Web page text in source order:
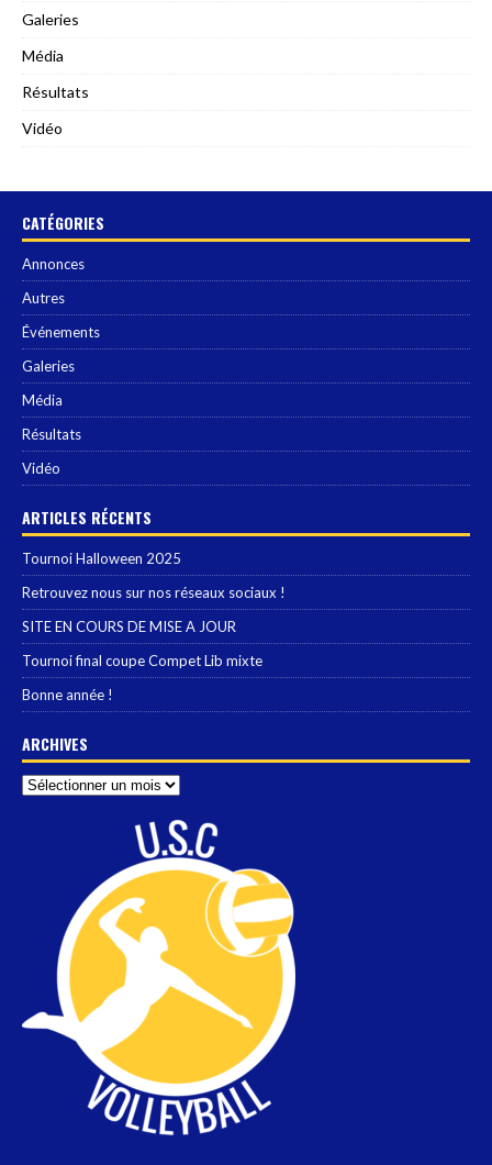
Galeries
Média
Résultats
Vidéo
CATÉGORIES
Annonces
Autres
Événements
Galeries
Média
Résultats
Vidéo
ARTICLES RÉCENTS
Tournoi Halloween 2025
Retrouvez nous sur nos réseaux sociaux !
SITE EN COURS DE MISE A JOUR
Tournoi final coupe Compet Lib mixte
Bonne année !
ARCHIVES